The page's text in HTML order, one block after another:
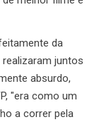
da
juntos
absurdo,
"era como um
a correr pela